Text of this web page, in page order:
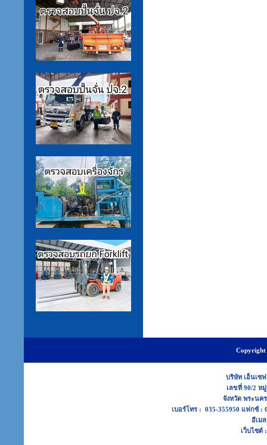
Copyright
บริษัท เอ็นเซ
เลขที่ 90/2 ห
จังหวัด พระน
เบอร์โทร : 035-355950 แฟกซ์
อีเม
เว็บไซต์